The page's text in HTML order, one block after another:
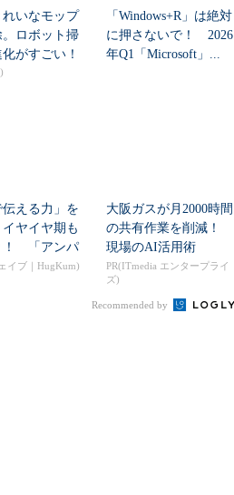
れいなモップ
。ロボット掃
がすごい！
「Windows+R」は絶対
に押さないで！ 2026
年Q1「Microsoft」...
伝える力」を
ヤイヤ期も
！ 「アンパ
とばずかん...
イブ｜HugKum)
大阪ガスが月2000時間
の共有作業を削減！
現場のAI活用術
PR(ITmedia エンタープライ
ズ)
Recommended by